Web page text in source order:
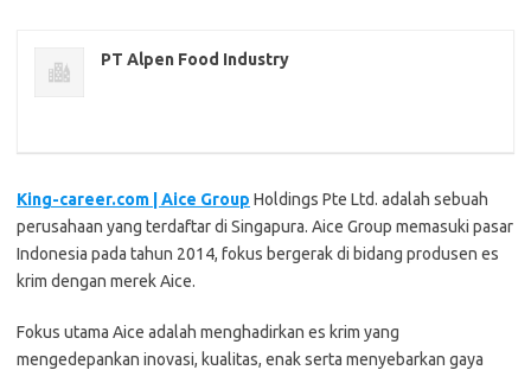
PT Alpen Food Industry
King-career.com | Aice Group Holdings Pte Ltd. adalah sebuah
perusahaan yang terdaftar di Singapura. Aice Group memasuki pasar
Indonesia pada tahun 2014, fokus bergerak di bidang produsen es
krim dengan merek Aice.
Fokus utama Aice adalah menghadirkan es krim yang
mengedepankan inovasi, kualitas, enak serta menyebarkan gaya